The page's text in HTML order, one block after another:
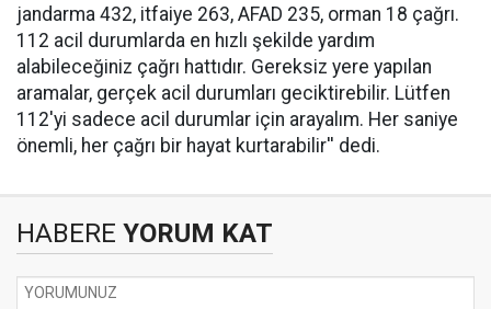
jandarma 432, itfaiye 263, AFAD 235, orman 18 çağrı.
112 acil durumlarda en hızlı şekilde yardım
alabileceğiniz çağrı hattıdır. Gereksiz yere yapılan
aramalar, gerçek acil durumları geciktirebilir. Lütfen
112'yi sadece acil durumlar için arayalım. Her saniye
önemli, her çağrı bir hayat kurtarabilir'' dedi.
HABERE YORUM KAT